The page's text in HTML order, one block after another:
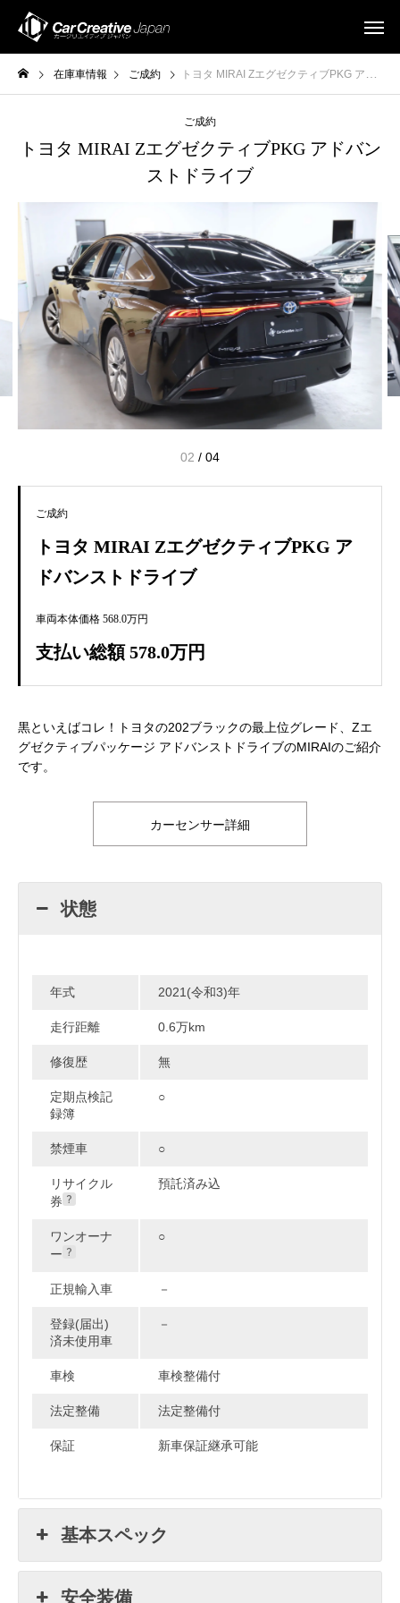
在庫車情報 ご成約 トヨタ MIRAI ZエグゼクティブPKG アドバンストドライブ
ご成約
トヨタ MIRAI ZエグゼクティブPKG アドバン
ストドライブ
02 / 04
ご成約
トヨタ MIRAI ZエグゼクティブPKG ア
ドバンストドライブ
車両本体価格 568.0万円
支払い総額 578.0万円
黒といえばコレ！トヨタの202ブラックの最上位グレード、Zエ
グゼクティブパッケージ アドバンストドライブのMIRAIのご紹介
です。
カーセンサー詳細
状態
年式 2021(令和3)年
走行距離 0.6万km
修復歴 無
定期点検記
録簿
○
禁煙車 ○
リサイクル
券
預託済み込
ワンオーナ
ー
○
正規輸入車 －
登録(届出)
済未使用車
－
車検 車検整備付
法定整備 法定整備付
保証 新車保証継承可能
基本スペック
安全装備